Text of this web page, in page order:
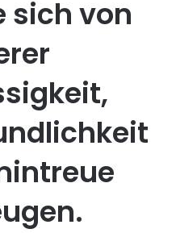
sich von